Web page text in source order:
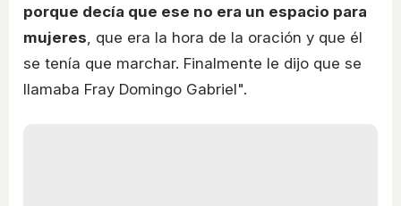
porque decía que ese no era un espacio para
mujeres, que era la hora de la oración y que él
se tenía que marchar. Finalmente le dijo que se
llamaba Fray Domingo Gabriel".